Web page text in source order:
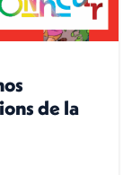
de la